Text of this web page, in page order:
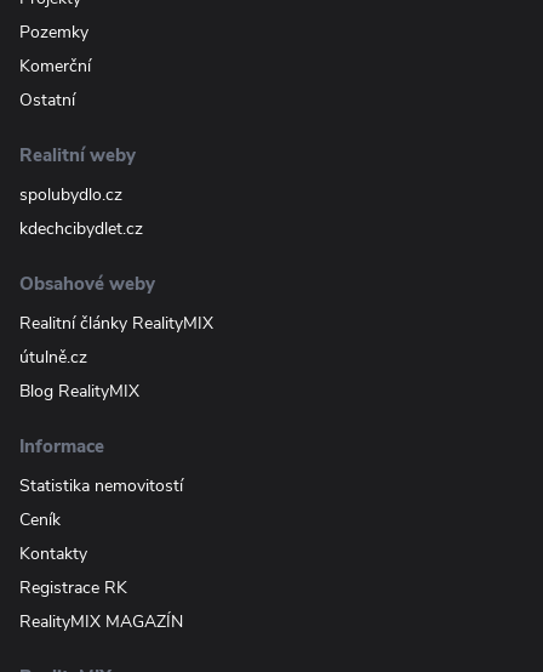
Pozemky
Komerční
Ostatní
Realitní weby
spolubydlo.cz
kdechcibydlet.cz
Obsahové weby
Realitní články RealityMIX
útulně.cz
Blog RealityMIX
Informace
Statistika nemovitostí
Ceník
Kontakty
Registrace RK
RealityMIX MAGAZÍN